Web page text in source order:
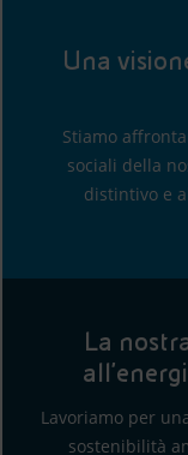
Una
Stiamo
sociali della
distintivo e
La
Lavoriamo per
sostenibilità